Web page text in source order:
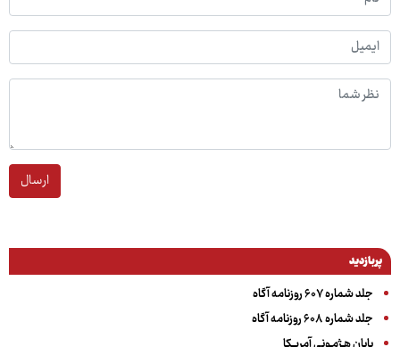
ارسال
پربازدید
جلد شماره ۶۰۷ روزنامه آگاه
جلد شماره ۶۰۸ روزنامه آگاه